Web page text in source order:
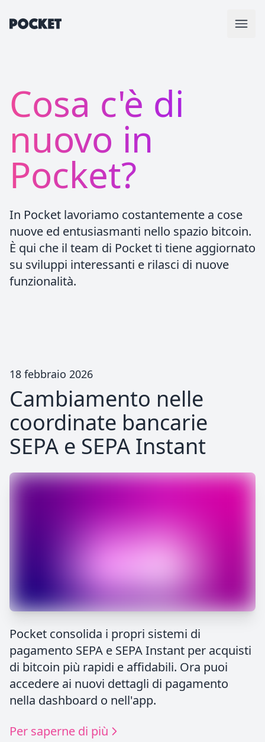
Cosa c'è di
nuovo in
Pocket?
In Pocket lavoriamo costantemente a cose
nuove ed entusiasmanti nello spazio bitcoin.
È qui che il team di Pocket ti tiene aggiornato
su sviluppi interessanti e rilasci di nuove
funzionalità.
18 febbraio 2026
Cambiamento nelle
coordinate bancarie
SEPA e SEPA Instant
Pocket consolida i propri sistemi di
pagamento SEPA e SEPA Instant per acquisti
di bitcoin più rapidi e affidabili. Ora puoi
accedere ai nuovi dettagli di pagamento
nella dashboard o nell'app.
Per saperne di più